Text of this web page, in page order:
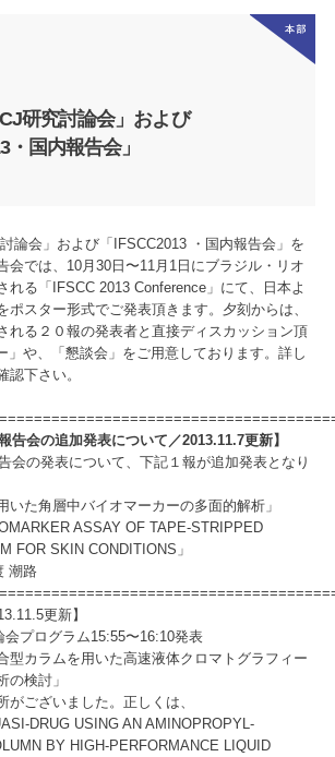
研究討論会」および
・国内報告会」
論会」および「IFSCC2013 ・国内報告会」を
会では、10月30日〜11月1日にブラジル・リオ
れる「IFSCC 2013 Conference」にて、日本よ
ポスター形式でご発表頂きます。夕刻からは、
れる２０報の発表者と直接ディスカッション頂
」や、「懇談会」をご用意しております。詳し
認下さい。
告会の追加発表について／2013.11.7更新】
会の発表について、下記１報が追加発表となり
いた角層中バイオマーカーの多面的解析」
ASSAY OF TAPE-STRIPPED
FOR SKIN CONDITIONS」
潮路
更新】
プログラム15:55〜16:10発表
型カラムを用いた高速液体クロマトグラフィー
の検討」
がございました。正しくは、
DRUG USING AN AMINOPROPYL-
BY HIGH-PERFORMANCE LIQUID